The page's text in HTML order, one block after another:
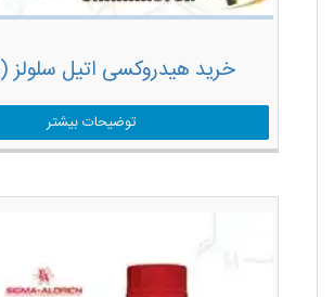
خرید هیدروکسی اتیل سلولز (HEC)
توضیحات بیشتر